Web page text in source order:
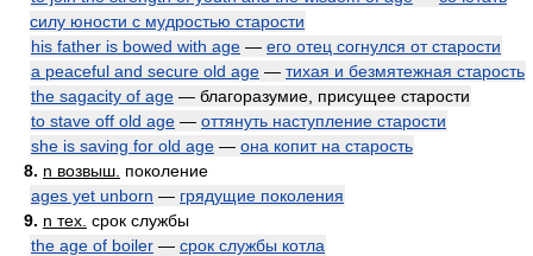
силу юности с мудростью старости
his father is bowed with age — его отец согнулся от старости
a peaceful and secure old age — тихая и безмятежная старость
the sagacity of age — благоразумие, присущее старости
to stave off old age — оттянуть наступление старости
she is saving for old age — она копит на старость
8. n возвыш. поколение
ages yet unborn — грядущие поколения
9. n тех. срок службы
the age of boiler — срок службы котла